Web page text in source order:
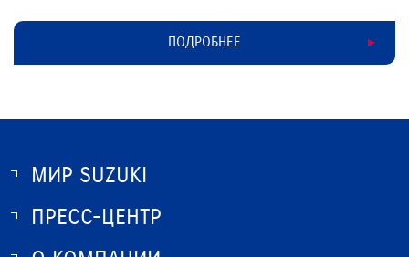
ПОДРОБНЕЕ
МИР SUZUKI
О SUZUKI
ПРЕСС-ЦЕНТР